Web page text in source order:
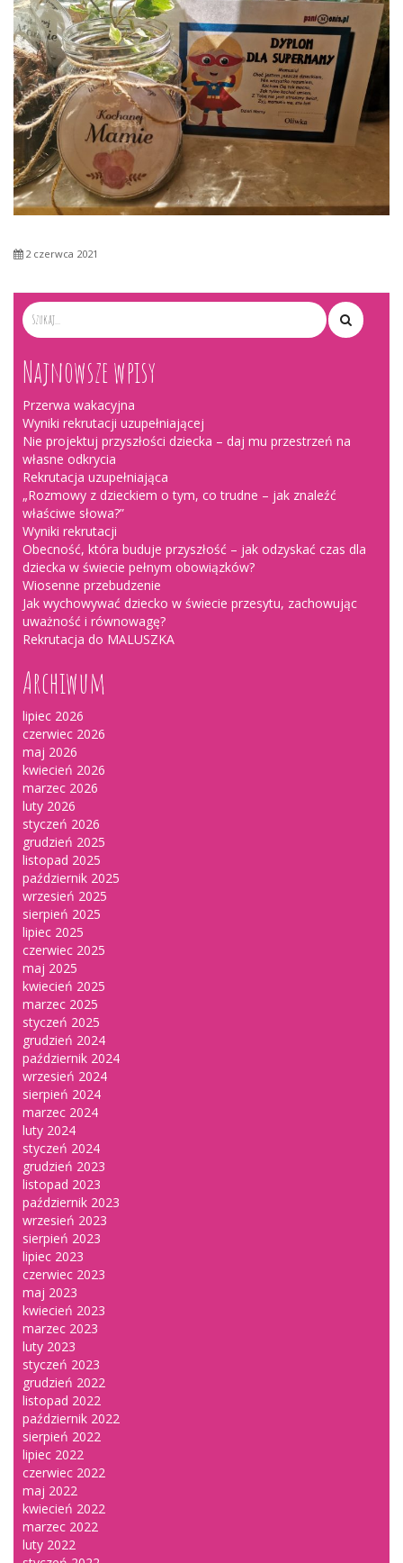
2 czerwca 2021
Najnowsze wpisy
Przerwa wakacyjna
Wyniki rekrutacji uzupełniającej
Nie projektuj przyszłości dziecka – daj mu przestrzeń na
własne odkrycia
Rekrutacja uzupełniająca
„Rozmowy z dzieckiem o tym, co trudne – jak znaleźć
właściwe słowa?”
Wyniki rekrutacji
Obecność, która buduje przyszłość – jak odzyskać czas dla
dziecka w świecie pełnym obowiązków?
Wiosenne przebudzenie
Jak wychowywać dziecko w świecie przesytu, zachowując
uważność i równowagę?
Rekrutacja do MALUSZKA
Archiwum
lipiec 2026
czerwiec 2026
maj 2026
kwiecień 2026
marzec 2026
luty 2026
styczeń 2026
grudzień 2025
listopad 2025
październik 2025
wrzesień 2025
sierpień 2025
lipiec 2025
czerwiec 2025
maj 2025
kwiecień 2025
marzec 2025
styczeń 2025
grudzień 2024
październik 2024
wrzesień 2024
sierpień 2024
marzec 2024
luty 2024
styczeń 2024
grudzień 2023
listopad 2023
październik 2023
wrzesień 2023
sierpień 2023
lipiec 2023
czerwiec 2023
maj 2023
kwiecień 2023
marzec 2023
luty 2023
styczeń 2023
grudzień 2022
listopad 2022
październik 2022
sierpień 2022
lipiec 2022
czerwiec 2022
maj 2022
kwiecień 2022
marzec 2022
luty 2022